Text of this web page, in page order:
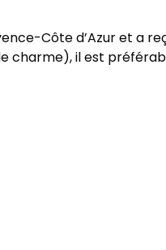
Côte d’Azur et a
charme), il est